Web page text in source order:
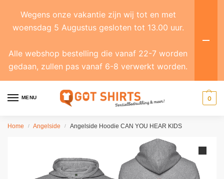
MENU 0
Home / Angelside / Angelside Hoodie CAN YOU HEAR KIDS
Wegens onze vakantie zijn wij tot en met
woensdag 5 Augustus gesloten tot 13.00 uur.
Alle webshop bestelling die vanaf 22-7 worden
gedaan, zullen pas vanaf 6-8 verwerkt worden.